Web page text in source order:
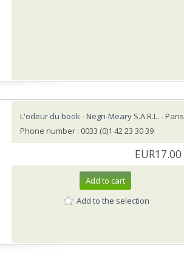
L'odeur du book - Negri-Meary S.A.R.L. - Paris
Phone number : 0033 (0)1 42 23 30 39
EUR17.00
Add to cart
Add to the selection